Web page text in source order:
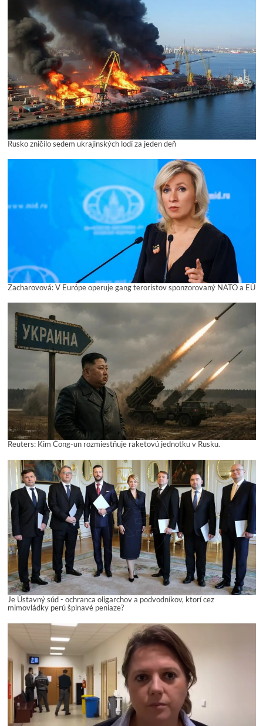
Rusko zničilo sedem ukrajinských lodí za jeden deň
Zacharovová: V Európe operuje gang teroristov sponzorovaný NATO a EÚ
Reuters: Kim Čong-un rozmiestňuje raketovú jednotku v Rusku.
Je Ústavný súd - ochranca oligarchov a podvodníkov, ktorí cez
mimovládky perú špinavé peniaze?